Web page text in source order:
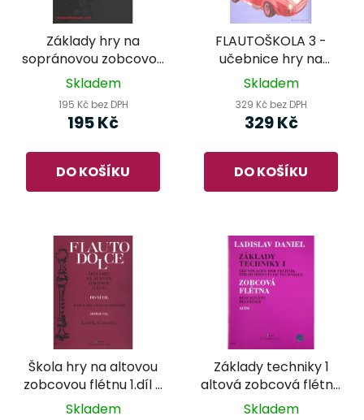
Základy hry na
sopránovou zobcovou
flétnu - klavírní
Klement
Skladem
195 Kč bez DPH
195 Kč
DO KOŠÍKU
FLAUTOŠKOLA 3 -
učebnice hry na
zobcovou flétnu
Skladem
329 Kč bez DPH
329 Kč
DO KOŠÍKU
Škola hry na altovou
zobcovou flétnu 1.díl -
Ladislav Daniel
Skladem
Základy techniky 1
altová zobcová flétna
- Ladislav Daniel
Skladem